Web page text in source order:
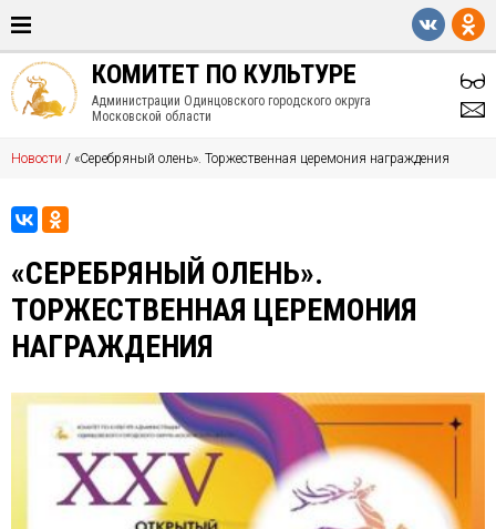
КОМИТЕТ ПО КУЛЬТУРЕ
Администрации Одинцовского городского округа
Московской области
Новости / «Серебряный олень». Торжественная церемония награждения
«СЕРЕБРЯНЫЙ ОЛЕНЬ».
ТОРЖЕСТВЕННАЯ ЦЕРЕМОНИЯ
НАГРАЖДЕНИЯ